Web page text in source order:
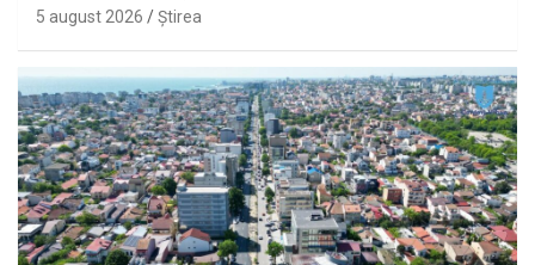
5 august 2026 Ştirea